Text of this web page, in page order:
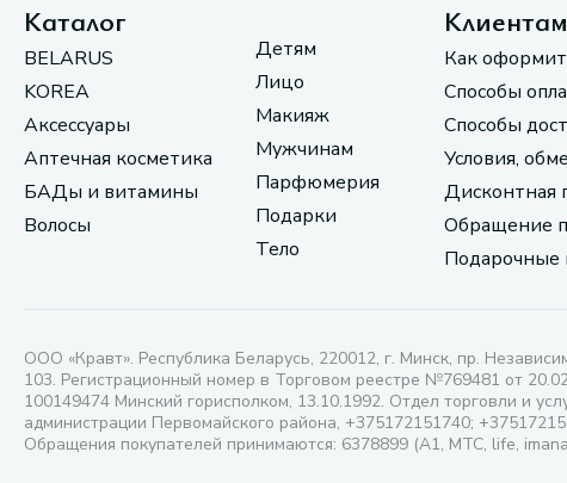
Каталог
BELARUS
KOREA
Аксессуары
Аптечная косметика
БАДы и витамины
Волосы
Детям
Лицо
Макияж
Мужчинам
Парфюмерия
Подарки
Тело
Клиентам
Как
Способы
Способы
Условия,
Дисконтная
Обращение
Подарочные
ООО «Кравт». Республика Беларусь, 220012, г. Минск, пр.
103. Регистрационный номер в Торговом реестре №769481 от
100149474 Минский горисполком, 13.10.1992. Отдел торговли и
администрации Первомайского района, +375172151740;
Обращения покупателей принимаются: 6378899 (А1, МТС, life,